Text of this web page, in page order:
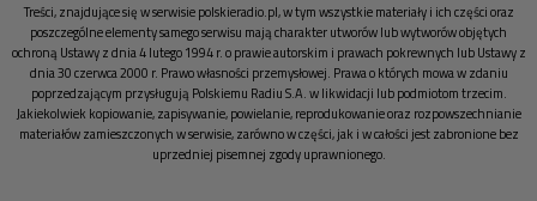
Treści, znajdujące się w serwisie polskieradio.pl, w tym wszystkie materiały i ich części oraz
poszczególne elementy samego serwisu mają charakter utworów lub wytworów objętych
ochroną Ustawy z dnia 4 lutego 1994 r. o prawie autorskim i prawach pokrewnych lub Ustawy z
dnia 30 czerwca 2000 r. Prawo własności przemysłowej. Prawa o których mowa w zdaniu
poprzedzającym przysługują Polskiemu Radiu S.A. w likwidacji lub podmiotom trzecim.
Jakiekolwiek kopiowanie, zapisywanie, powielanie, reprodukowanie oraz rozpowszechnianie
materiałów zamieszczonych w serwisie, zarówno w części, jak i w całości jest zabronione bez
uprzedniej pisemnej zgody uprawnionego.